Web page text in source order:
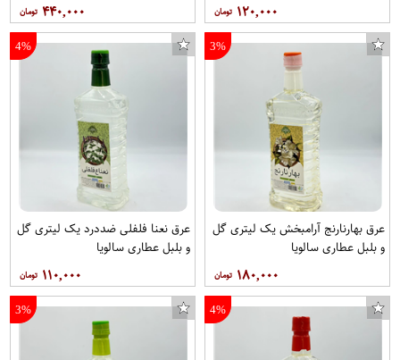
۱۲۰,۰۰۰ ۴۴۰,۰۰۰
3%
عرق بهارنارنج آرامبخش یک لیتری گل
و بلبل عطاری سالویا
۱۸۰,۰۰۰
4%
عرق نعنا فلفلی ضددرد یک لیتری گل
و بلبل عطاری سالویا
۱۱۰,۰۰۰
4%
3%